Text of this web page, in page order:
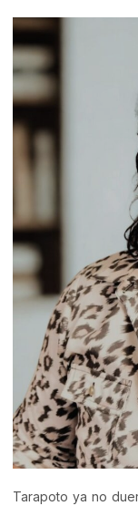
Tarapoto ya no